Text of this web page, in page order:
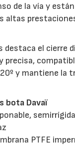
de la vía y
altas
el cierre
precisa,
y mantiene la
bota Davaï
semirrígida
PTFE